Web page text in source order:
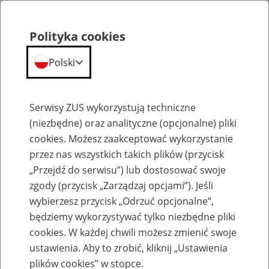
Komunikaty
Możliwe ograniczenia w działaniu Profilu
Zaufanego (Login.gov) od 23 do 25
Polityka cookies
Polski
Serwisy ZUS wykorzystują techniczne
(niezbędne) oraz analityczne (opcjonalne) pliki
cookies. Możesz zaakceptować wykorzystanie
przez nas wszystkich takich plików (przycisk
„Przejdź do serwisu”) lub dostosować swoje
zgody (przycisk „Zarządzaj opcjami”). Jeśli
wybierzesz przycisk „Odrzuć opcjonalne”,
będziemy wykorzystywać tylko niezbędne pliki
cookies. W każdej chwili możesz zmienić swoje
ustawienia. Aby to zrobić, kliknij „Ustawienia
plików cookies” w stopce.